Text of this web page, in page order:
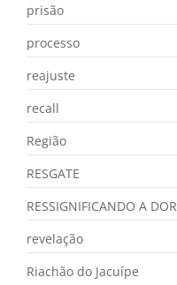
prisão
processo
reajuste
recall
Região
RESGATE
RESSIGNIFICANDO A DOR
revelação
Riachão do Jacuípe